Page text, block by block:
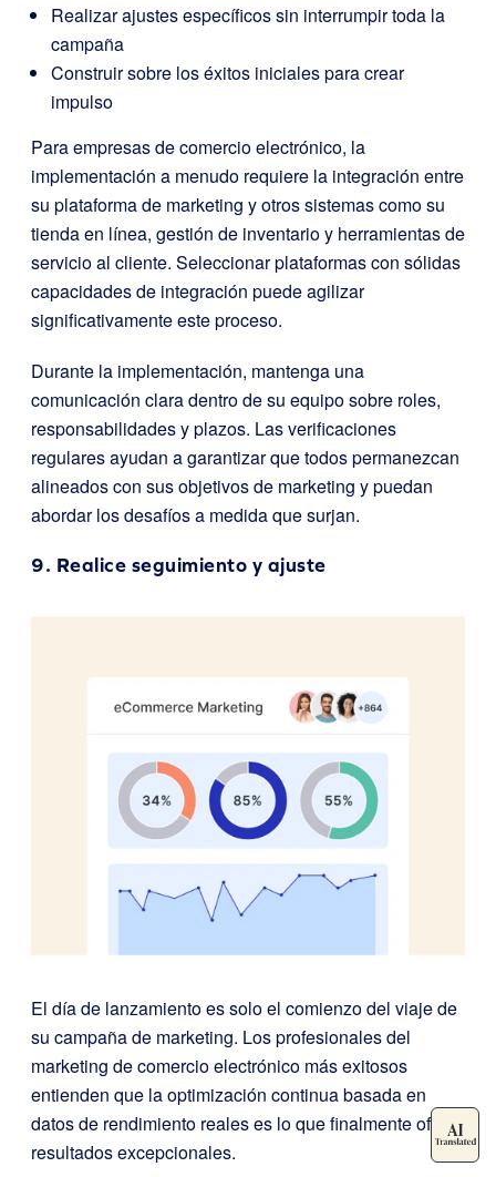
Realizar ajustes específicos sin interrumpir toda la
campaña
Construir sobre los éxitos iniciales para crear
impulso
Para empresas de comercio electrónico, la
implementación a menudo requiere la integración entre
su plataforma de marketing y otros sistemas como su
tienda en línea, gestión de inventario y herramientas de
servicio al cliente. Seleccionar plataformas con sólidas
capacidades de integración puede agilizar
significativamente este proceso.
Durante la implementación, mantenga una
comunicación clara dentro de su equipo sobre roles,
responsabilidades y plazos. Las verificaciones
regulares ayudan a garantizar que todos permanezcan
alineados con sus objetivos de marketing y puedan
abordar los desafíos a medida que surjan.
9. Realice seguimiento y ajuste
El día de lanzamiento es solo el comienzo del viaje de
su campaña de marketing. Los profesionales del
marketing de comercio electrónico más exitosos
entienden que la optimización continua basada en
datos de rendimiento reales es lo que finalmente ofrece
resultados excepcionales.